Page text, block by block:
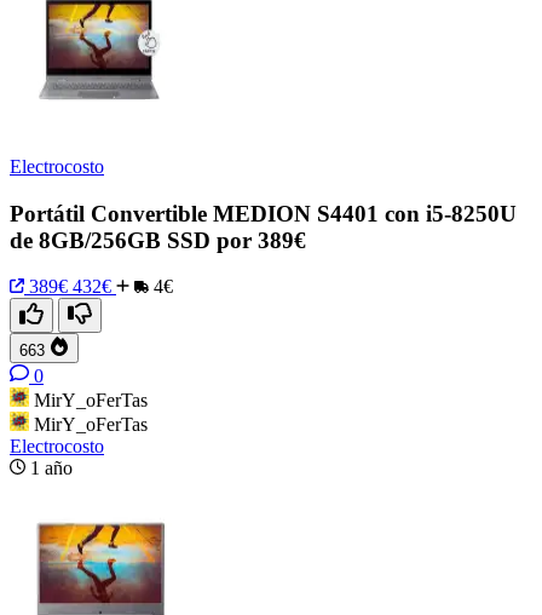
Electrocosto
Portátil Convertible MEDION S4401 con i5-8250U
de 8GB/256GB SSD por 389€
389€ 432€ 4€
663
0
MirY_oFerTas
MirY_oFerTas
Electrocosto
1 año